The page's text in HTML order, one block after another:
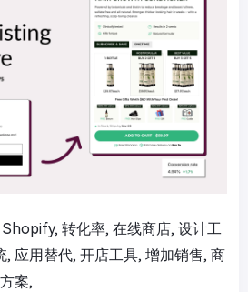
Shopify, 转化率, 在线商店, 设计工
, 应用替代, 开店工具, 增加销售, 商
案,